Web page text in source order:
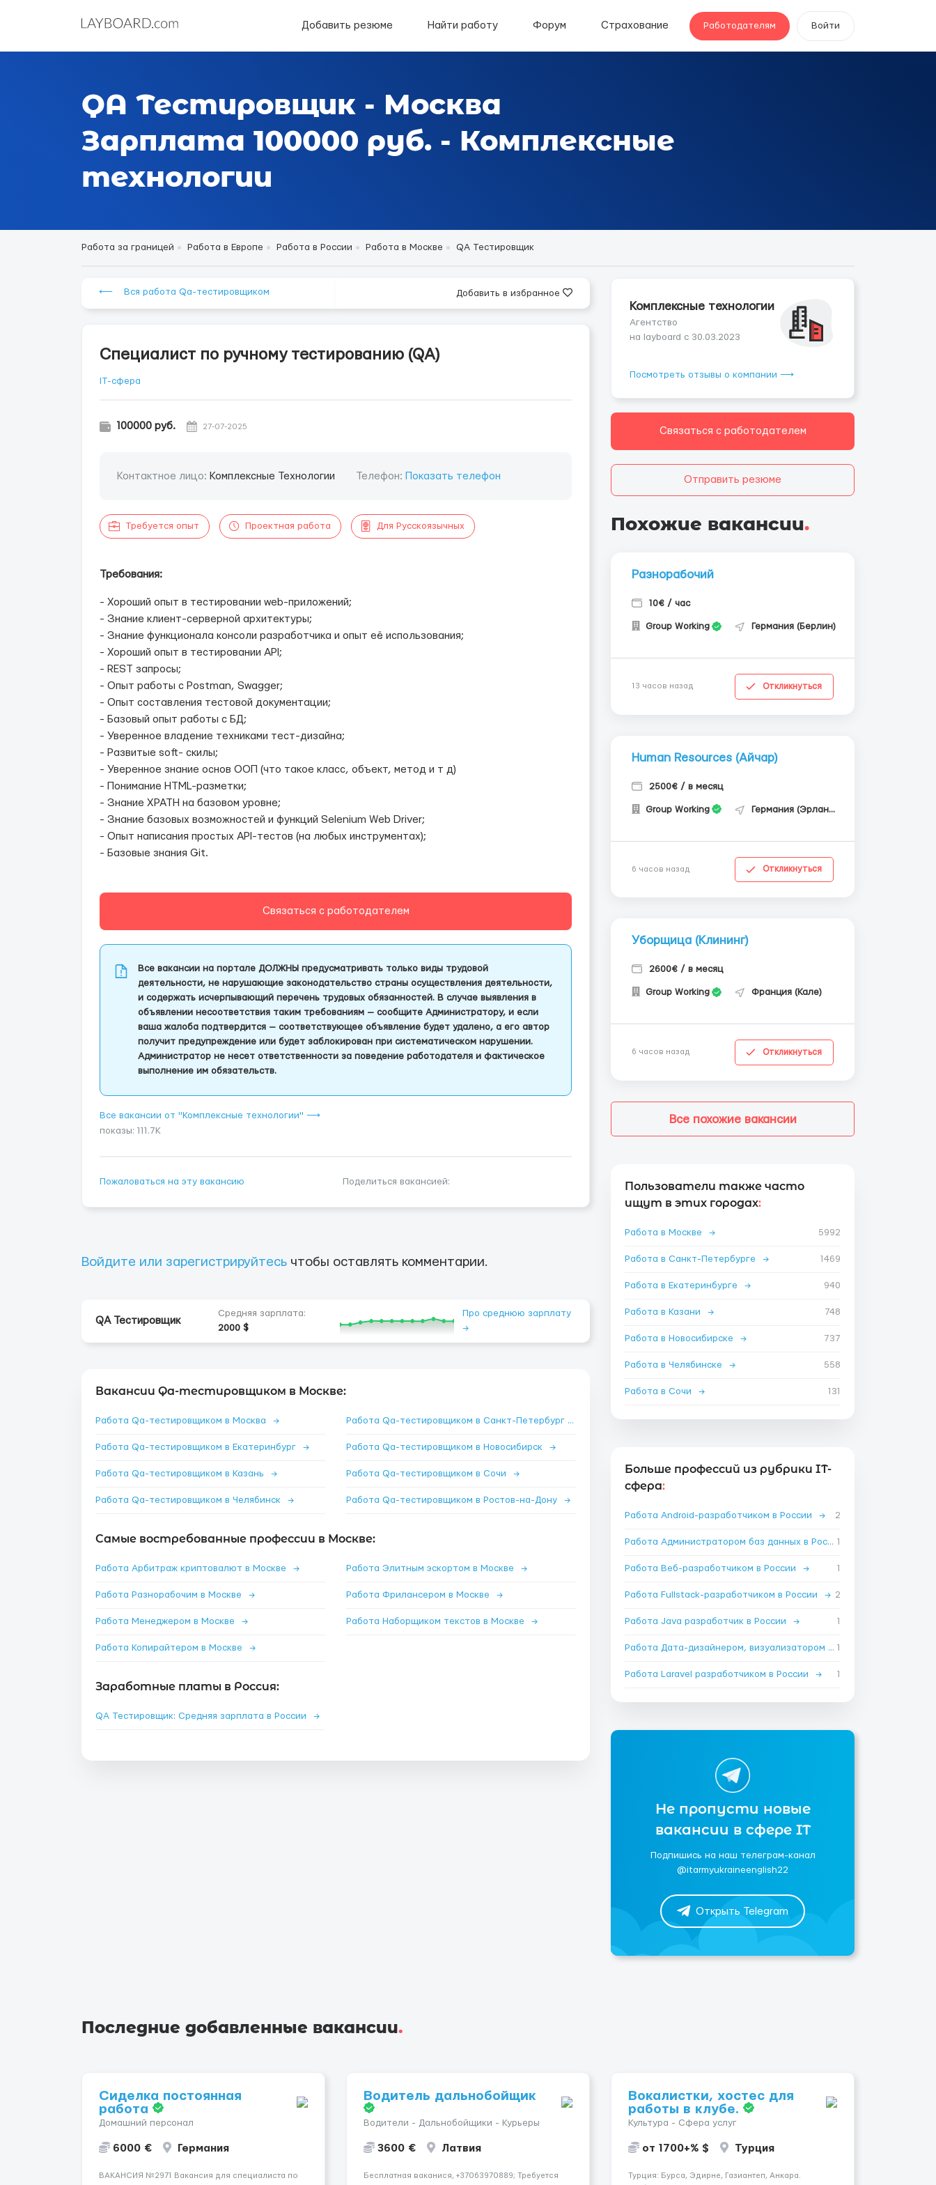
Добавить резюме Найти работу Форум Страхование Работодателям Войти
QA Тестировщик - Москва
Зарплата 100000 руб. - Комплексные
технологии
Работа за границей Работа в Европе Работа в России Работа в Москве QA Тестировщик
⟵ Вся работа Qa-тестировщиком Добавить в избранное
Специалист по ручному тестированию (QA)
IT-сфера
100000 руб. 27-07-2025
Контактное лицо: Комплексные Технологии Телефон: Показать телефон
Требуется опыт Проектная работа Для Русскоязычных
Требования:
- Хороший опыт в тестировании web-приложений;
- Знание клиент-серверной архитектуры;
- Знание функционала консоли разработчика и опыт её использования;
- Хороший опыт в тестировании API;
- REST запросы;
- Опыт работы с Postman, Swagger;
- Опыт составления тестовой документации;
- Базовый опыт работы с БД;
- Уверенное владение техниками тест-дизайна;
- Развитые soft- скилы;
- Уверенное знание основ ООП (что такое класс, объект, метод и т д)
- Понимание HTML-разметки;
- Знание XPATH на базовом уровне;
- Знание базовых возможностей и функций Selenium Web Driver;
- Опыт написания простых API-тестов (на любых инструментах);
- Базовые знания Git.
Связаться с работодателем
Все вакансии на портале ДОЛЖНЫ предусматривать только виды трудовой
деятельности, не нарушающие законодательство страны осуществления деятельности,
и содержать исчерпывающий перечень трудовых обязанностей. В случае выявления в
объявлении несоответствия таким требованиям — сообщите Администратору, и если
ваша жалоба подтвердится — соответствующее объявление будет удалено, а его автор
получит предупреждение или будет заблокирован при систематическом нарушении.
Администратор не несет ответственности за поведение работодателя и фактическое
выполнение им обязательств.
Все вакансии от "Комплексные технологии" ⟶
показы: 111.7K
Пожаловаться на эту вакансию Поделиться вакансией:
Войдите или зарегистрируйтесь чтобы оставлять комментарии.
QA Тестировщик
Средняя зарплата:
2000 $
Про среднюю зарплату
→
Вакансии Qa-тестировщиком в Москве:
Работа Qa-тестировщиком в Москва → Работа Qa-тестировщиком в Санкт-Петербург→
Работа Qa-тестировщиком в Екатеринбург → Работа Qa-тестировщиком в Новосибирск →
Работа Qa-тестировщиком в Казань → Работа Qa-тестировщиком в Сочи →
Работа Qa-тестировщиком в Челябинск → Работа Qa-тестировщиком в Ростов-на-Дону →
Самые востребованные профессии в Москве:
Работа Арбитраж криптовалют в Москве → Работа Элитным эскортом в Москве →
Работа Разнорабочим в Москве → Работа Фрилансером в Москве →
Работа Менеджером в Москве → Работа Наборщиком текстов в Москве →
Работа Копирайтером в Москве →
Заработные платы в Россия:
QA Тестировщик: Средняя зарплата в России →
Комплексные технологии
Агентство
на layboard с 30.03.2023
Посмотреть отзывы о компании ⟶
Связаться с работодателем
Отправить резюме
Похожие вакансии.
Разнорабочий
10€ / час
Group Working Германия (Берлин)
13 часов назад Откликнуться
Human Resources (Айчар)
2500€ / в месяц
Group Working Германия (Эрланген)
6 часов назад Откликнуться
Уборщица (Клининг)
2600€ / в месяц
Group Working Франция (Кале)
6 часов назад Откликнуться
Все похожие вакансии
Пользователи также часто
ищут в этих городах:
Работа в Москве → 5992
Работа в Санкт-Петербурге → 1469
Работа в Екатеринбурге → 940
Работа в Казани → 748
Работа в Новосибирске → 737
Работа в Челябинске → 558
Работа в Сочи → 131
Больше профессий из рубрики IT-
сфера:
Работа Android-разработчиком в России → 2
Работа Администратором баз данных в России 1
Работа Веб-разработчиком в России → 1
Работа Fullstack-разработчиком в России → 2
Работа Java разработчик в России → 1
Работа Дата-дизайнером, визуализатором в России 1
Работа Laravel разработчиком в России → 1
Не пропусти новые
вакансии в сфере IT
Подпишись на наш телеграм-канал
@itarmyukraineenglish22
Открыть Telegram
Последние добавленные вакансии.
Сиделка постоянная
работа
Домашний персонал
6000 € Германия
ВАКАНСИЯ №2971 Вакансия для специалиста по
Водитель дальнобойщик
Водители - Дальнобойщики - Курьеры
3600 € Латвия
Бесплатная ваканися, +37063970889; Требуется
Вокалистки, хостес для
работы в клубе.
Культура - Сфера услуг
от 1700+% $ Турция
Турция: Бурса, Эдирне, Газиантеп, Анкара.